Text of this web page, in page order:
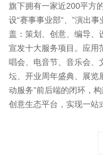
旗下拥有一家近200平方
设“赛事事业部“、”演出
盖：策划、创意、编导、
宣发十大服务项目。应用
唱会、电音节、音乐会、
坛、开业周年盛典、展览
动服务”前后端的闭环，
创意生态平台，实现一站